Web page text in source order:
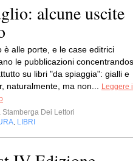
alcune uscite
è alle porte, e le case editrici
le pubblicazioni
su libri "da spiaggia": gialli e
naturalmente, ma non...
Leggere
Stamberga Dei Lettori
LIBRI